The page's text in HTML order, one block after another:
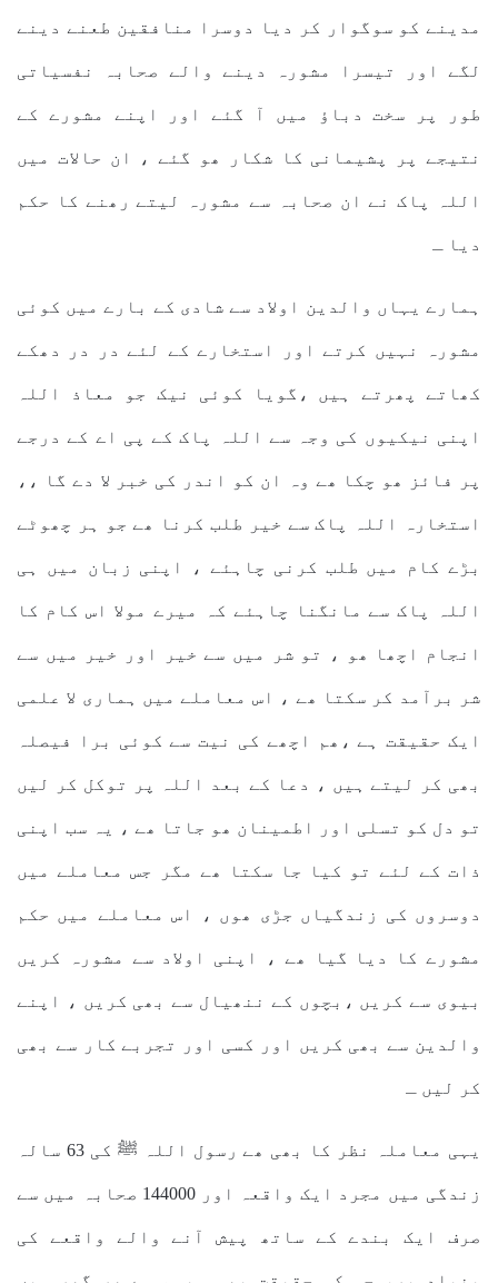
مدینے کو سوگوار کر دیا دوسرا منافقین طعنے دینے
لگے اور تیسرا مشورہ دینے والے صحابہ نفسیاتی
طور پر سخت دباؤ میں آ گئے اور اپنے مشورے کے
نتیجے پر پشیمانی کا شکار ھو گئے ، ان حالات میں
اللہ پاک نے ان صحابہ سے مشورہ لیتے رھنے کا حکم
دیا ـ
ہمارے یہاں والدین اولاد سے شادی کے بارے میں کوئی
مشورہ نہیں کرتے اور استخارے کے لئے در در دھکے
کھاتے پھرتے ہیں ،گویا کوئی نیک جو معاذ اللہ
اپنی نیکیوں کی وجہ سے اللہ پاک کے پی اے کے درجے
پر فائز ھو چکا ھے وہ ان کو اندر کی خبر لا دے گا ،،
استخارہ اللہ پاک سے خیر طلب کرنا ھے جو ہر چھوٹے
بڑے کام میں طلب کرنی چاہئے ، اپنی زبان میں ہی
اللہ پاک سے مانگنا چاہئے کہ میرے مولا اس کام کا
انجام اچھا ھو ، تو شر میں سے خیر اور خیر میں سے
شر برآمد کر سکتا ھے ، اس معاملے میں ہماری لا علمی
ایک حقیقت ہے ،ھم اچھے کی نیت سے کوئی برا فیصلہ
بھی کر لیتے ہیں ، دعا کے بعد اللہ پر توکل کر لیں
تو دل کو تسلی اور اطمینان ھو جاتا ھے ، یہ سب اپنی
ذات کے لئے تو کیا جا سکتا ھے مگر جس معاملے میں
دوسروں کی زندگیاں جڑی ھوں ، اس معاملے میں حکم
مشورے کا دیا گیا ھے ، اپنی اولاد سے مشورہ کریں
بیوی سے کریں ،بچوں کے ننھیال سے بھی کریں ، اپنے
والدین سے بھی کریں اور کسی اور تجربے کار سے بھی
کر لیں ـ
یہی معاملہ نظر کا بھی ھے رسول اللہ ﷺ کی 63 سالہ
زندگی میں مجرد ایک واقعہ اور 144000 صحابہ میں سے
صرف ایک بندے کے ساتھ پیش آنے والے واقعے کی